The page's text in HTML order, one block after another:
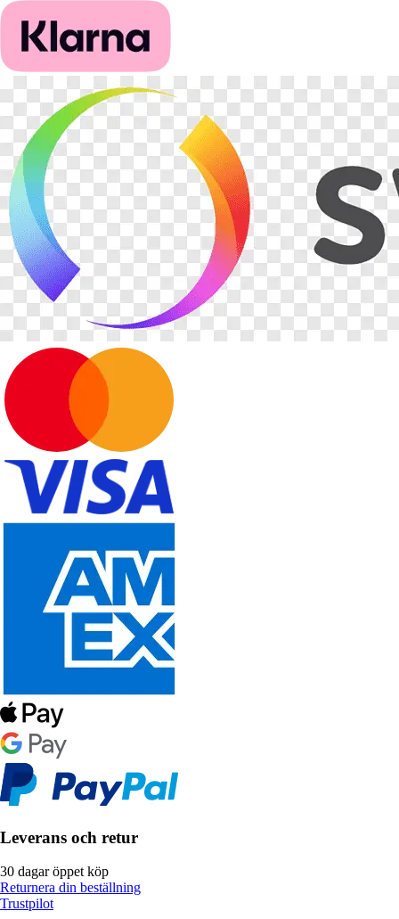
Leverans och retur
30 dagar öppet köp
Returnera din beställning
Trustpilot